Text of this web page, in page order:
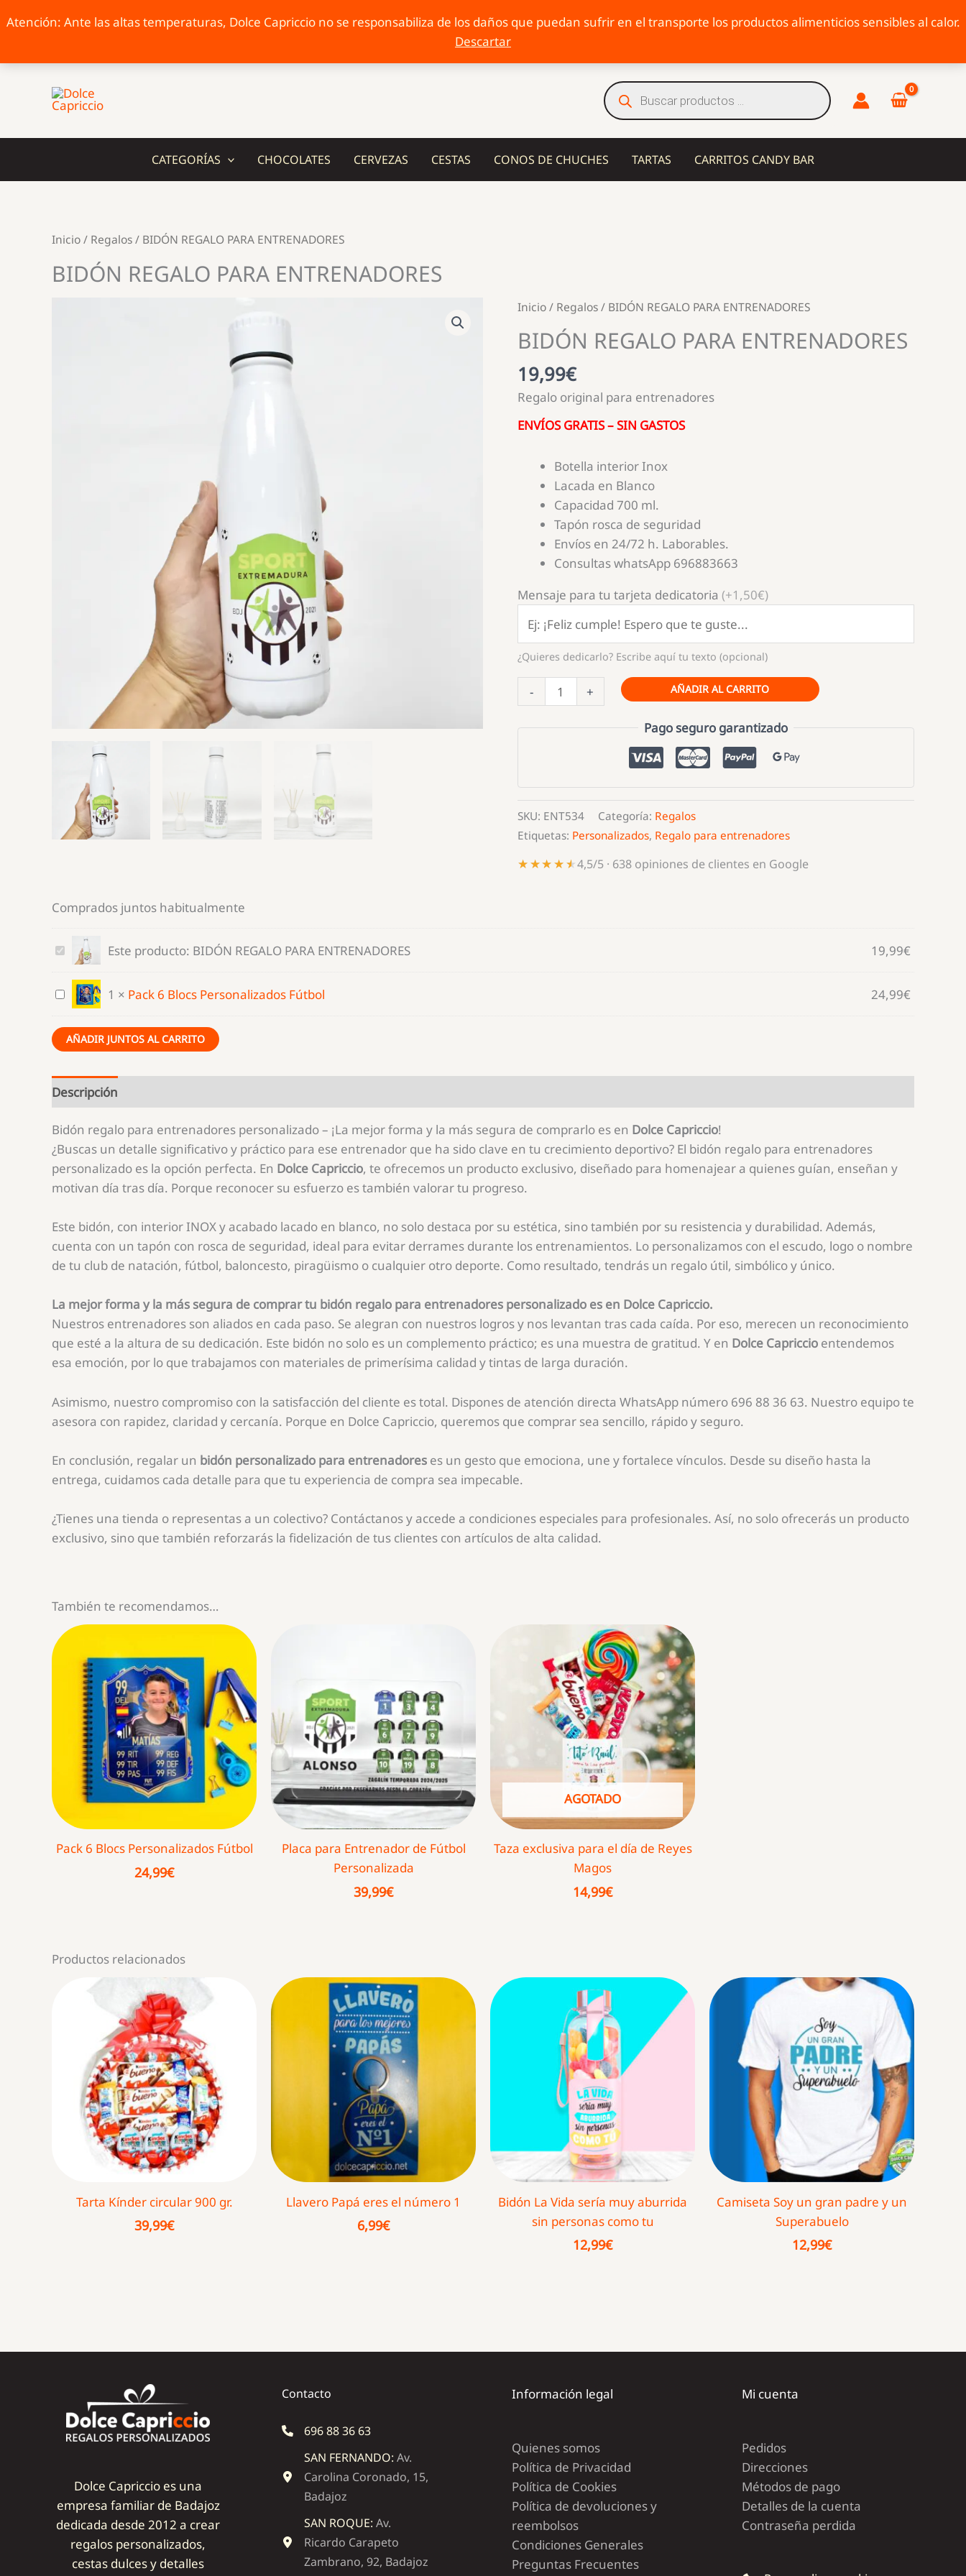
Atención: Ante las altas temperaturas, Dolce Capriccio no se responsabiliza de los daños que puedan sufrir en el transporte los productos alimenticios sensibles al calor.
Descartar
contenido
Búsqueda
de
productos
CATEGORÍAS CHOCOLATES CERVEZAS CESTAS CONOS DE CHUCHES TARTAS CARRITOS CANDY BAR
Inicio/ Regalos/ BIDÓN REGALO PARA ENTRENADORES
BIDÓN REGALO PARA ENTRENADORES
Inicio/ Regalos/ BIDÓN REGALO PARA ENTRENADORES
BIDÓN REGALO PARA ENTRENADORES
19,99€
Regalo original para entrenadores
ENVÍOS GRATIS – SIN GASTOS
Botella interior Inox
Lacada en Blanco
Capacidad 700 ml.
Tapón rosca de seguridad
Envíos en 24/72 h. Laborables.
Consultas whatsApp 696883663
Mensaje para tu tarjeta dedicatoria (+1,50€)
¿Quieres dedicarlo? Escribe aquí tu texto (opcional)
-
REGALO
PARA
+ AÑADIR AL CARRITO
Pago seguro garantizado
SKU: ENT534 Categoría: Regalos
Etiquetas: Personalizados, Regalo para entrenadores
★★★★★
★★★★★4,5/5 · 638 opiniones de clientes en Google
Comprados juntos habitualmente
BIDÓN
REGALO
PARA
ENTRENADORES
Este producto: BIDÓN REGALO PARA ENTRENADORES 19,99€
Pack
Blocs
Personalizados
1 × Pack 6 Blocs Personalizados Fútbol 24,99€
AÑADIR JUNTOS AL CARRITO
Descripción
Bidón regalo para entrenadores personalizado – ¡La mejor forma y la más segura de comprarlo es en Dolce Capriccio!
¿Buscas un detalle significativo y práctico para ese entrenador que ha sido clave en tu crecimiento deportivo? El bidón regalo para entrenadores
personalizado es la opción perfecta. En Dolce Capriccio, te ofrecemos un producto exclusivo, diseñado para homenajear a quienes guían, enseñan y
motivan día tras día. Porque reconocer su esfuerzo es también valorar tu progreso.
Este bidón, con interior INOX y acabado lacado en blanco, no solo destaca por su estética, sino también por su resistencia y durabilidad. Además,
cuenta con un tapón con rosca de seguridad, ideal para evitar derrames durante los entrenamientos. Lo personalizamos con el escudo, logo o nombre
de tu club de natación, fútbol, baloncesto, piragüismo o cualquier otro deporte. Como resultado, tendrás un regalo útil, simbólico y único.
La mejor forma y la más segura de comprar tu bidón regalo para entrenadores personalizado es en Dolce Capriccio.
Nuestros entrenadores son aliados en cada paso. Se alegran con nuestros logros y nos levantan tras cada caída. Por eso, merecen un reconocimiento
que esté a la altura de su dedicación. Este bidón no solo es un complemento práctico; es una muestra de gratitud. Y en Dolce Capriccio entendemos
esa emoción, por lo que trabajamos con materiales de primerísima calidad y tintas de larga duración.
Asimismo, nuestro compromiso con la satisfacción del cliente es total. Dispones de atención directa WhatsApp número 696 88 36 63. Nuestro equipo te
asesora con rapidez, claridad y cercanía. Porque en Dolce Capriccio, queremos que comprar sea sencillo, rápido y seguro.
En conclusión, regalar un bidón personalizado para entrenadores es un gesto que emociona, une y fortalece vínculos. Desde su diseño hasta la
entrega, cuidamos cada detalle para que tu experiencia de compra sea impecable.
¿Tienes una tienda o representas a un colectivo? Contáctanos y accede a condiciones especiales para profesionales. Así, no solo ofrecerás un producto
exclusivo, sino que también reforzarás la fidelización de tus clientes con artículos de alta calidad.
También te recomendamos…
Pack 6 Blocs Personalizados Fútbol
24,99€
Placa para Entrenador de Fútbol
Personalizada
39,99€
AGOTADO
Taza exclusiva para el día de Reyes
Magos
14,99€
Productos relacionados
Tarta Kínder circular 900 gr.
39,99€
Llavero Papá eres el número 1
6,99€
Bidón La Vida sería muy aburrida
sin personas como tu
12,99€
Camiseta Soy un gran padre y un
Superabuelo
12,99€
Dolce Capriccio es una
empresa familiar de Badajoz
dedicada desde 2012 a crear
regalos personalizados,
cestas dulces y detalles
Contacto
696 88 36 63
SAN FERNANDO: Av.
Carolina Coronado, 15,
Badajoz
SAN ROQUE: Av.
Ricardo Carapeto
Zambrano, 92, Badajoz
Información legal
Quienes somos
Política de Privacidad
Política de Cookies
Política de devoluciones y
reembolsos
Condiciones Generales
Preguntas Frecuentes
Mi cuenta
Pedidos
Direcciones
Métodos de pago
Detalles de la cuenta
Contraseña perdida